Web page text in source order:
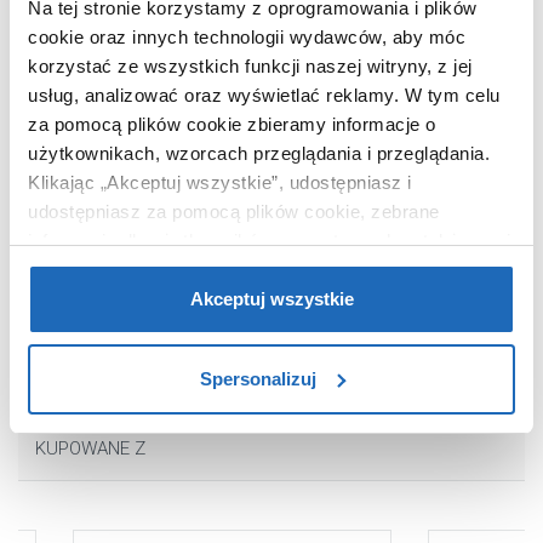
Na tej stronie korzystamy z oprogramowania i plików
cookie oraz innych technologii wydawców, aby móc
korzystać ze wszystkich funkcji naszej witryny, z jej
usług, analizować oraz wyświetlać reklamy. W tym celu
za pomocą plików cookie zbieramy informacje o
użytkownikach, wzorcach przeglądania i przeglądania.
Klikając „Akceptuj wszystkie”, udostępniasz i
udostępniasz za pomocą plików cookie, zebrane
informacje dla użytkowników zewnętrznych, a także nasi
partnerzy reklamowi.Jeśli chcesz, włącz „Tylko
wymagane pliki cookie”.Pamiętaj jednak, że
zablokowane niektóre pliki cookie mogą mieć wpływ na
Aby uzyskać więcej informacji na temat plików plików
dlaczego ich przepisy, przejdź do zakładu „Informacje o
Akceptuj wszystkie
Spersonalizuj
448 00 zł
Deska bidetowa A806E12001 Roca
KUPOWANE Z